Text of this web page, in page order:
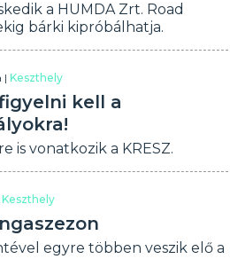
a HUMDA Zrt. Road
bárki kipróbálhatja.
|Keszthely
kell a
is vonatkozik a KRESZ.
Keszthely
egyre többen veszik elő a